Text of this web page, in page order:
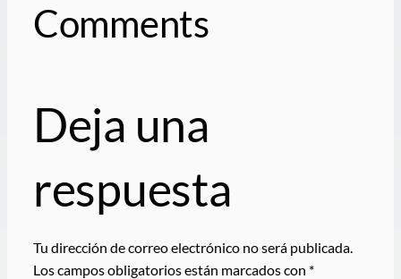
Comments
Deja una
respuesta
Tu dirección de correo electrónico no será publicada.
Los campos obligatorios están marcados con *